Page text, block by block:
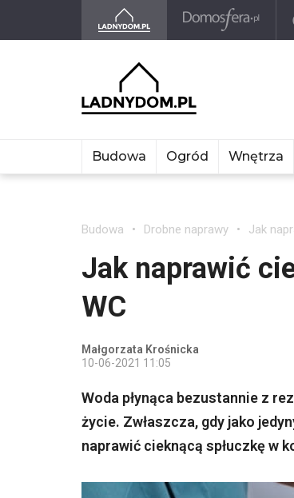
Budowa Ogród Wnętrza
Budowa Drobne naprawy Jak
Jak naprawić
WC
Małgorzata Krośnicka
10-06-2021 11:05
Woda płynąca bezustannie z
życie. Zwłaszcza, gdy jako
naprawić cieknącą spłuczkę w